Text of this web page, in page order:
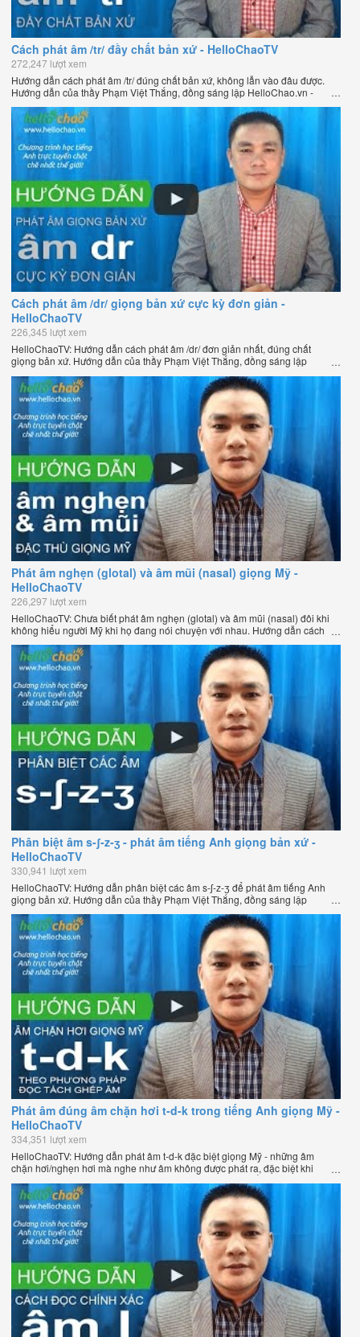
Cách phát âm /tr/ đầy chất bản xứ - HelloChaoTV
272,247 lượt xem
Hướng dẫn cách phát âm /tr/ đúng chất bản xứ, không lẫn vào đâu được.
Hướng dẫn của thầy Phạm Việt Thắng, đồng sáng lập HelloChao.vn -
Chương trình dạy tiếng Anh trực tuyến chặt chẽ nhất thế giới.
Cách phát âm /dr/ giọng bản xứ cực kỳ đơn giản -
HelloChaoTV
226,345 lượt xem
HelloChaoTV: Hướng dẫn cách phát âm /dr/ đơn giản nhất, đúng chất
giọng bản xứ. Hướng dẫn của thầy Phạm Việt Thắng, đồng sáng lập
HelloChao.vn - Chương trình dạy tiếng Anh trực tuyến chặt chẽ nhất thế
giới.
Phát âm nghẹn (glotal) và âm mũi (nasal) giọng Mỹ -
HelloChaoTV
226,297 lượt xem
HelloChaoTV: Chưa biết phát âm nghẹn (glotal) và âm mũi (nasal) đôi khi
không hiểu người Mỹ khi họ đang nói chuyện với nhau. Hướng dẫn cách
phát âm tiếng Anh giọng Mỹ theo phương pháp đọc tách ghép âm đặc biệt
của thầy Phạm Việt Thắng, đồng sáng lập HelloChao.vn - Chương trình
dạy tiếng Anh trực tuyến chặt chẽ nhất thế giới.
Phân biệt âm s-ʃ-z-ʒ - phát âm tiếng Anh giọng bản xứ -
HelloChaoTV
330,941 lượt xem
HelloChaoTV: Hướng dẫn phân biệt các âm s-ʃ-z-ʒ để phát âm tiếng Anh
giọng bản xứ. Hướng dẫn của thầy Phạm Việt Thắng, đồng sáng lập
HelloChao.vn - Chương trình dạy tiếng Anh trực tuyến chặt chẽ nhất thế
giới.
Phát âm đúng âm chặn hơi t-d-k trong tiếng Anh giọng Mỹ -
HelloChaoTV
334,351 lượt xem
HelloChaoTV: Hướng dẫn phát âm t-d-k đặc biệt giọng Mỹ - những âm
chặn hơi/nghẹn hơi mà nghe như âm không được phát ra, đặc biệt khi
chúng nằm ở cuối từ. Hướng dẫn của thầy Phạm Việt Thắng, đồng sáng
lập HelloChao.vn - Chương trình dạy tiếng Anh trực tuyến chặt chẽ nhất
thế giới.